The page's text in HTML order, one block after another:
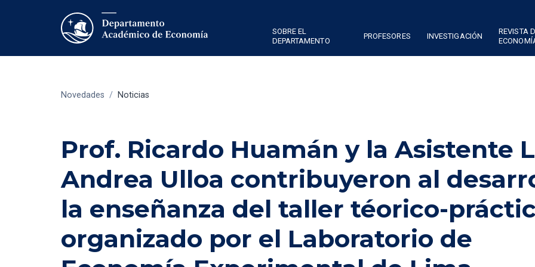
SOBRE EL
DEPARTAMENTO
PROFESORES INVESTIGACIÓN
REVISTA
Novedades / Noticias
Prof. Ricardo Huamán y la Asistente
Andrea Ulloa contribuyeron al
la enseñanza del taller téorico-
organizado por el Laboratorio de